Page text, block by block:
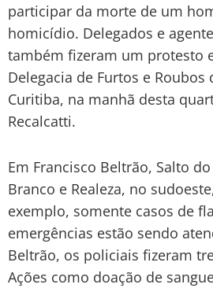
participar da morte de um
homicídio. Delegados e
também fizeram um protesto
Delegacia de Furtos e Roubos
Curitiba, na manhã desta
Recalcatti.
Em Francisco Beltrão, Salto
Branco e Realeza, no
exemplo, somente casos de
emergências estão sendo
Beltrão, os policiais fizeram
Ações como doação de